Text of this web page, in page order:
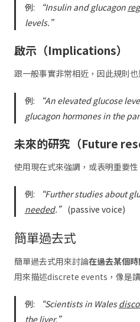
例: “Insulin and glucagon
levels.”
啟示（Implications）
跟一般事實非常相近，因此規則也
例: “An elevated glucose
glucagon hormones in the
未來的研究（Future
使用現在式來強調，或表明重要性
例: “Further studies about
needed.” (passive voice)
簡單過去式
簡單過去式用來討論在過去某個
用來描述discrete events，像是
例: “Scientists in Wales
the liver.”